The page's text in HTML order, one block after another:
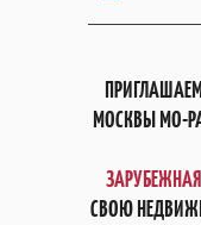
МОСКВЫ МО-
СВОЮ